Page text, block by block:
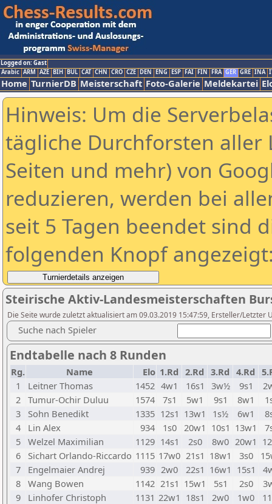
Logged on: Gast
Arabic ARM AZE BIH BUL CAT CHN CRO CZE DEN ENG ESP FAI FIN FRA GER GRE INA
Home TurnierDB Meisterschaft Foto-Galerie Meldekartei
Hinweis: Um die
tägliche Durchforsten aller
Seiten und mehr) von
reduzieren, werden bei
seit 5 Tagen beendet sind
folgenden Knopf
Steirische Aktiv-Landesmeisterschaften
Die Seite wurde zuletzt aktualisiert am 09.03.2019 15:47:59, Ersteller/Letzter
Suche nach Spieler
Endtabelle nach 8 Runden
Rg. Name Elo 1.Rd 2.Rd 3.Rd 4.Rd
1
Leitner Thomas 1452 4w1 16s1 3w½ 9s1
2 Tumur-Ochir Duluu 1574 7s1 5w1 9s1 8w1
3
Sohn Benedikt 1335 12s1 13w1 1s½ 6w1
4
Lin Alex 934 1s0 20w1 10s1 13w1
5 Welzel Maximilian 1129 14s1 2s0 8w0 20w1
6
Sichart Orlando-Riccardo 1115 17w0 21s1 18w1 3s0
7
Engelmaier Andrej 939 2w0 22s1 16w1 15s1
8 Wang Bowen 1142 21s1 15w1 5s1 2s0
9
Linhofer Christoph 1131 22w1 18s1 2w0 1w0